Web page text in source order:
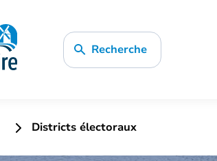
Recherche
Districts électoraux